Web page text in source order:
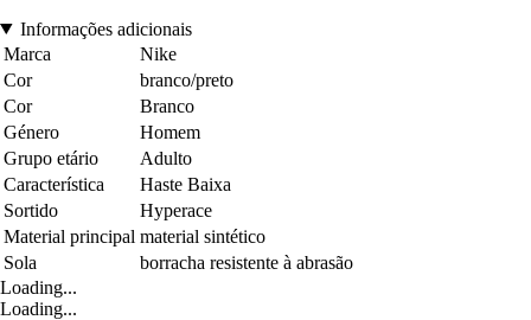
Informações adicionais
Marca
Nike
Cor
branco/preto
Cor
Branco
Género
Homem
Grupo etário
Adulto
Característica
Haste Baixa
Sortido
Hyperace
Material principal material sintético
Sola
borracha resistente à abrasão
Loading...
Loading...